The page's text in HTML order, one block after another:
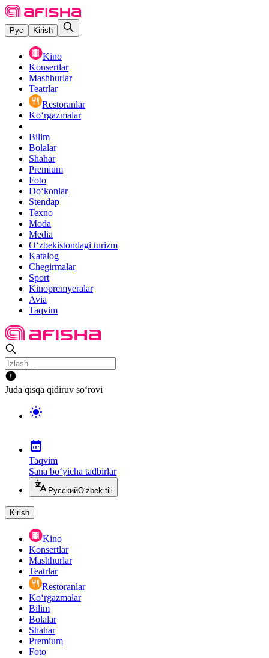
Рус Kirish
Kino
Konsertlar
Mashhurlar
Teatrlar
Restoranlar
Ko‘rgazmalar
Bilim
Bolalar
Shahar
Premium
Foto
Do‘konlar
Stendap
Texno
Moda
Media
O‘zbekistondagi turizm
Katalog
Chegirmalar
Sport
Kinopremyeralar
Avia
Taqvim
Juda qisqa qidiruv so‘rovi
Taqvim
Sana bo‘yicha tadbirlar
РусскийO‘zbek tili
Kirish
Kino
Konsertlar
Mashhurlar
Teatrlar
Restoranlar
Ko‘rgazmalar
Bilim
Bolalar
Shahar
Premium
Foto